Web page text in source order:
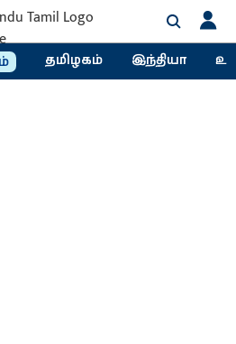
தமிழகம் இந்தியா